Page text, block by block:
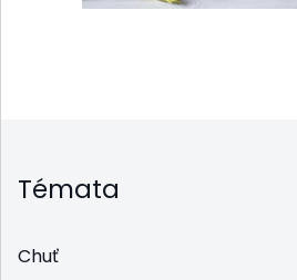
Témata
Chuť